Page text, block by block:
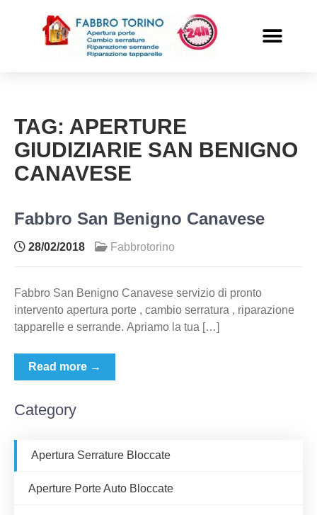
TAG: APERTURE
GIUDIZIARIE SAN BENIGNO
CANAVESE
Fabbro San Benigno Canavese
28/02/2018 Fabbrotorino
Fabbro San Benigno Canavese servizio di pronto
intervento apertura porte , cambio serratura , riparazione
tapparelle e serrande. Apriamo la tua […]
Read more →
Category
Apertura Serrature Bloccate
Aperture Porte Auto Bloccate